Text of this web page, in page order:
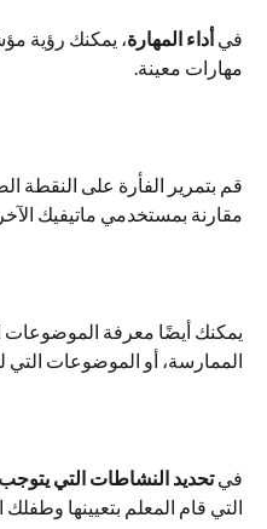
في أداء المهارة، يمكنك رؤية
مهارات معينة.
قم بتمرير الفأرة على النقطة
مقارنة بمستخدمي ماتيفيك
يمكنك أيضًا معرفة الموضوعات
الممارسة، أو الموضوعات التي
في تحديد النشاطات التي يتوجب
التي قام المعلم بتعيينها وطفلك